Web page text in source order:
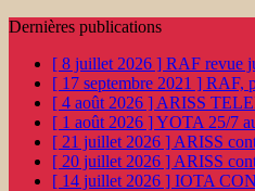
Dernières publications
[ 8 juillet 2026 ] RAF revue
[ 17 septembre 2021 ] RAF,
[ 4 août 2026 ] ARISS
[ 1 août 2026 ]YOTA 25/7
[ 21 juillet 2026 ] ARISS
[ 20 juillet 2026 ] ARISS
[ 14 juillet 2026 ] IOTA